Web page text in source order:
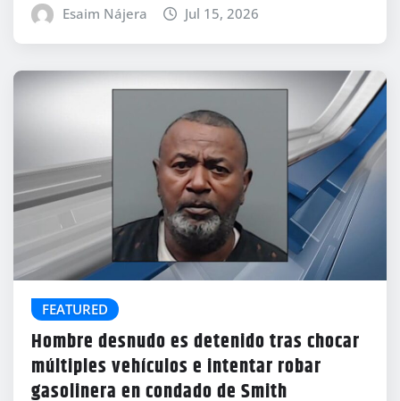
Esaim Nájera Jul 15, 2026
FEATURED
Hombre desnudo es detenido tras chocar
múltiples vehículos e intentar robar
gasolinera en condado de Smith